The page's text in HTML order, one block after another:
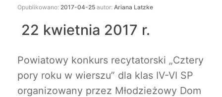
Opublikowano: 2017-04-25 autor: Ariana Latzke
22 kwietnia 2017 r.
Powiatowy konkurs recytatorski „Cztery
pory roku w wierszu” dla klas IV-VI SP
organizowany przez Młodzieżowy Dom